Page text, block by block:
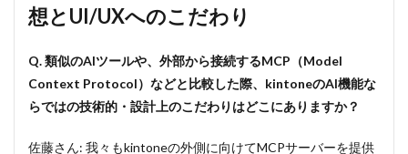
大化
今後
の展
望：
AIエ
想とUI/UXへのこだわり
Q. 類似のAIツールや、外部から接続するMCP（Model
Context Protocol）などと比較した際、kintoneのAI機能な
らではの技術的・設計上のこだわりはどこにありますか？
佐藤さん: 我々もkintoneの外側に向けてMCPサーバーを提供